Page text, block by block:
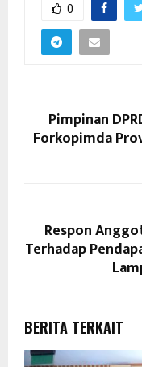
0
Pimpinan
Forkopimda
Respon
Terhadap
BERITA TERKAIT